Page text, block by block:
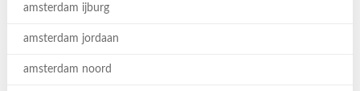
amsterdam ijburg
amsterdam jordaan
amsterdam noord